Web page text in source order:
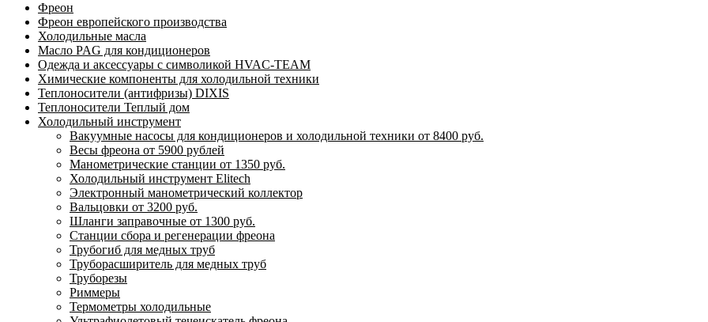
Фреон
Фреон европейского производства
Холодильные масла
Масло PAG для кондиционеров
Одежда и аксессуары с символикой HVAC-TEAM
Химические компоненты для холодильной техники
Теплоносители (антифризы) DIXIS
Теплоносители Теплый дом
Холодильный инструмент
Вакуумные насосы для кондиционеров и холодильной техники от 8400 руб.
Весы фреона от 5900 рублей
Манометрические станции от 1350 руб.
Холодильный инструмент Elitech
Электронный манометрический коллектор
Вальцовки от 3200 руб.
Шланги заправочные от 1300 руб.
Станции сбора и регенерации фреона
Трубогиб для медных труб
Труборасширитель для медных труб
Труборезы
Риммеры
Термометры холодильные